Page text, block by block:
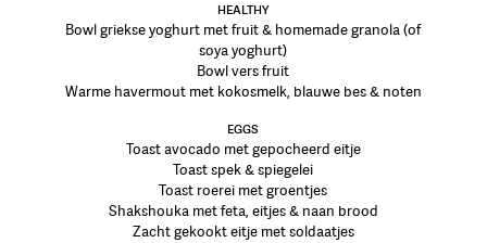
HEALTHY
Bowl griekse yoghurt met fruit & homemade granola (of
soya yoghurt)
Bowl vers fruit
Warme havermout met kokosmelk, blauwe bes & noten
EGGS
Toast avocado met gepocheerd eitje
Toast spek & spiegelei
Toast roerei met groentjes
Shakshouka met feta, eitjes & naan brood
Zacht gekookt eitje met soldaatjes